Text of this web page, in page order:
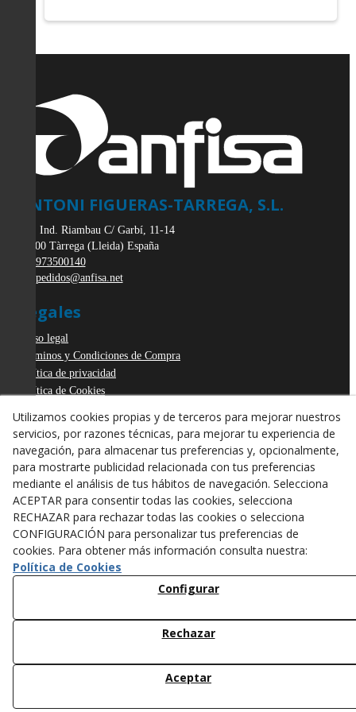
ANTONI FIGUERAS-TARREGA, S.L.
Pol. Ind. Riambau C/ Garbí, 11-14
25300 Tàrrega (Lleida) España
973500140
pedidos@anfisa.net
Legales
Aviso legal
Términos y Condiciones de Compra
Política de privacidad
Política de Cookies
Derecho de desistimiento
derechos reservados.
Utilizamos cookies propias y de terceros para mejorar nuestros
servicios, por razones técnicas, para mejorar tu experiencia de
navegación, para almacenar tus preferencias y, opcionalmente,
para mostrarte publicidad relacionada con tus preferencias
mediante el análisis de tus hábitos de navegación. Selecciona
ACEPTAR para consentir todas las cookies, selecciona
RECHAZAR para rechazar todas las cookies o selecciona
CONFIGURACIÓN para personalizar tus preferencias de
cookies. Para obtener más información consulta nuestra:
Política de Cookies
Configurar
Rechazar
Aceptar
/**/